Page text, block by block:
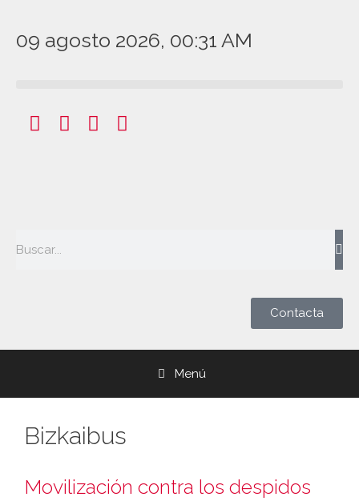
09 agosto 2026, 00:31 AM
Contacta
Menú
Bizkaibus
Movilización contra los despidos